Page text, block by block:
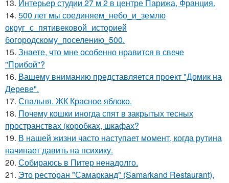
13. Интерьер студии 27 м 2 в центре Парижа, Франция.
14. 500 лет мы соединяем_небо_и_землю
округ_с_пятивековой_историей
богородскому_поселению_500.
15. Знаете, что мне особенно нравится в свече
"Прибой"?
16. Вашему вниманию представляется проект "Домик на
Дереве".
17. Спальня. ЖК Красное яблоко.
18. Почему кошки иногда спят в закрытых тесных
пространствах (коробках, шкафах?
19. В нашей жизни часто наступает момент, когда рутина
начинает давить на психику.
20. Собираюсь в Питер ненадолго.
21. Это ресторан "Самарканд" (Samarkand Restaurant),